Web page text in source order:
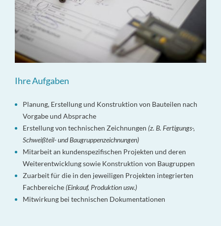
Ihre Aufgaben
Planung, Erstellung und Konstruktion von Bauteilen nach
Vorgabe und Absprache
Erstellung von technischen Zeichnungen (z. B. Fertigungs-,
Schweißteil- und Baugruppenzeichnungen)
Mitarbeit an kundenspezifischen Projekten und deren
Weiterentwicklung sowie Konstruktion von Baugruppen
Zuarbeit für die in den jeweiligen Projekten integrierten
Fachbereiche (Einkauf, Produktion usw.)
Mitwirkung bei technischen Dokumentationen